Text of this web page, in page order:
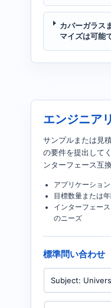
カバーガラス
マイズは可能
エンジニア
サンプルまたは見
の要件を提出して
ンターフェース互
アプリケーショ
目標数量または
インターフェー
のニーズ
標準問い合わせ
製
名